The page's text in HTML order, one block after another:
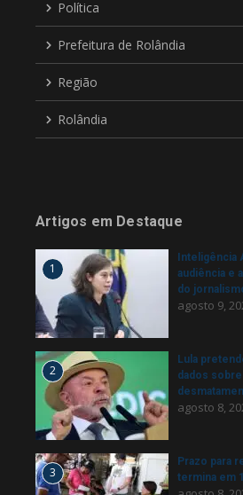
Política
Prefeitura de Rolândia
Região
Rolândia
Artigos em Destaque
1
Inteligência
audiência e
do
agosto 9,
2
Lula
dados
agosto 8,
3
Prazo para
termina em